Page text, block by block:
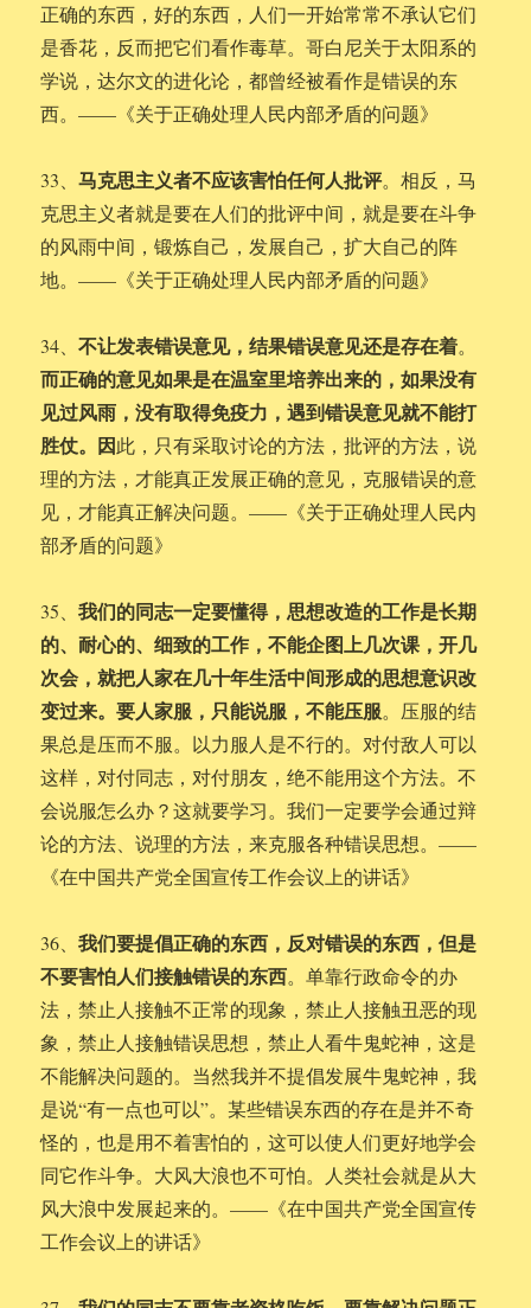
正确的东西，好的东西，人们一开始常常不承认它们
是香花，反而把它们看作毒草。哥白尼关于太阳系的
学说，达尔文的进化论，都曾经被看作是错误的东
西。——《关于正确处理人民内部矛盾的问题》
33、马克思主义者不应该害怕任何人批评。相反，马
克思主义者就是要在人们的批评中间，就是要在斗争
的风雨中间，锻炼自己，发展自己，扩大自己的阵
地。——《关于正确处理人民内部矛盾的问题》
34、不让发表错误意见，结果错误意见还是存在着。
而正确的意见如果是在温室里培养出来的，如果没有
见过风雨，没有取得免疫力，遇到错误意见就不能打
胜仗。因此，只有采取讨论的方法，批评的方法，说
理的方法，才能真正发展正确的意见，克服错误的意
见，才能真正解决问题。——《关于正确处理人民内
部矛盾的问题》
35、我们的同志一定要懂得，思想改造的工作是长期
的、耐心的、细致的工作，不能企图上几次课，开几
次会，就把人家在几十年生活中间形成的思想意识改
变过来。要人家服，只能说服，不能压服。压服的结
果总是压而不服。以力服人是不行的。对付敌人可以
这样，对付同志，对付朋友，绝不能用这个方法。不
会说服怎么办？这就要学习。我们一定要学会通过辩
论的方法、说理的方法，来克服各种错误思想。——
《在中国共产党全国宣传工作会议上的讲话》
36、我们要提倡正确的东西，反对错误的东西，但是
不要害怕人们接触错误的东西。单靠行政命令的办
法，禁止人接触不正常的现象，禁止人接触丑恶的现
象，禁止人接触错误思想，禁止人看牛鬼蛇神，这是
不能解决问题的。当然我并不提倡发展牛鬼蛇神，我
是说“有一点也可以”。某些错误东西的存在是并不奇
怪的，也是用不着害怕的，这可以使人们更好地学会
同它作斗争。大风大浪也不可怕。人类社会就是从大
风大浪中发展起来的。——《在中国共产党全国宣传
工作会议上的讲话》